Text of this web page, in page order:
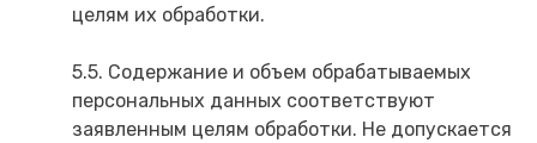
целям их обработки.
5.5. Содержание и объем обрабатываемых
персональных данных соответствуют
заявленным целям обработки. Не допускается